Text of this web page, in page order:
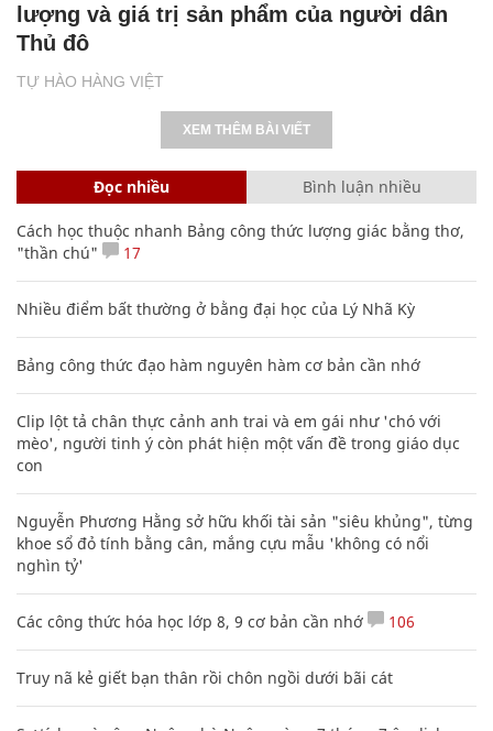
TỰ HÀO HÀNG VIỆT
lượng và giá trị sản phẩm của người dân
Thủ đô
XEM THÊM BÀI VIẾT
Đọc nhiều Bình luận nhiều
Cách học thuộc nhanh Bảng công thức lượng giác bằng thơ,
"thần chú"
17
Nhiều điểm bất thường ở bằng đại học của Lý Nhã Kỳ
Bảng công thức đạo hàm nguyên hàm cơ bản cần nhớ
Clip lột tả chân thực cảnh anh trai và em gái như 'chó với
mèo', người tinh ý còn phát hiện một vấn đề trong giáo dục
con
Nguyễn Phương Hằng sở hữu khối tài sản "siêu khủng", từng
khoe sổ đỏ tính bằng cân, mắng cựu mẫu 'không có nổi
nghìn tỷ'
Các công thức hóa học lớp 8, 9 cơ bản cần nhớ 106
Truy nã kẻ giết bạn thân rồi chôn ngồi dưới bãi cát